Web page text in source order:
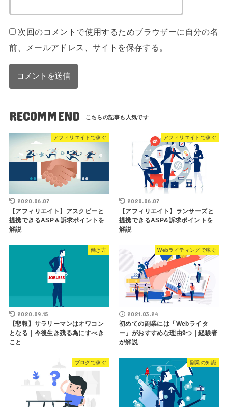
次回のコメントで使用するためブラウザーに自分の名
前、メールアドレス、サイトを保存する。
RECOMMEND
アフィリエイトで稼ぐ
2020.06.07
【アフィリエイト】アスクビーと
提携できるASP＆訴求ポイントを
解説
アフィリエイトで稼ぐ
2020.06.07
【アフィリエイト】ランサーズと
提携できるASP&訴求ポイントを
解説
働き方
2020.09.15
【悲報】サラリーマンはオワコン
となる｜今後生き残る為にすべき
こと
Webライティングで稼ぐ
2021.03.24
初めての副業には「Webライタ
ー」がおすすめな理由9つ｜経験者
が解説
ブログで稼ぐ 副業の知識